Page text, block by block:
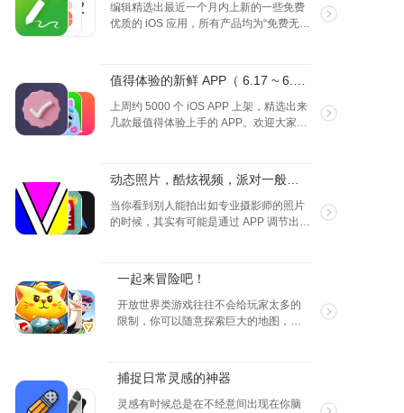
编辑精选出最近一个月内上新的一些免费
优质的 iOS 应用，所有产品均为“免费无内
上周约 5000 个 iOS APP 上架，精选出来
几款最值得体验上手的 APP。欢迎大家投
当你看到别人能拍出如专业摄影师的照片
的时候，其实有可能是通过 APP 调节出来
证能让你满意。
一起来冒险吧！
开放世界类游戏往往不会给玩家太多的
限制，你可以随意探索巨大的地图，完
未知区域踏出一步，都有可能发现惊
喜，或陷入危险的境遇。
捕捉日常灵感的神器
灵感有时候总是在不经意间出现在你脑